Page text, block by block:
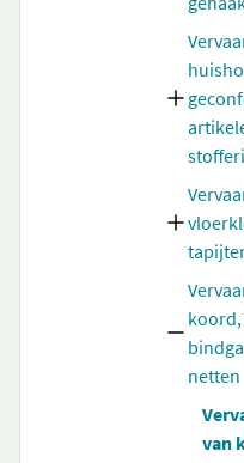
netten
van